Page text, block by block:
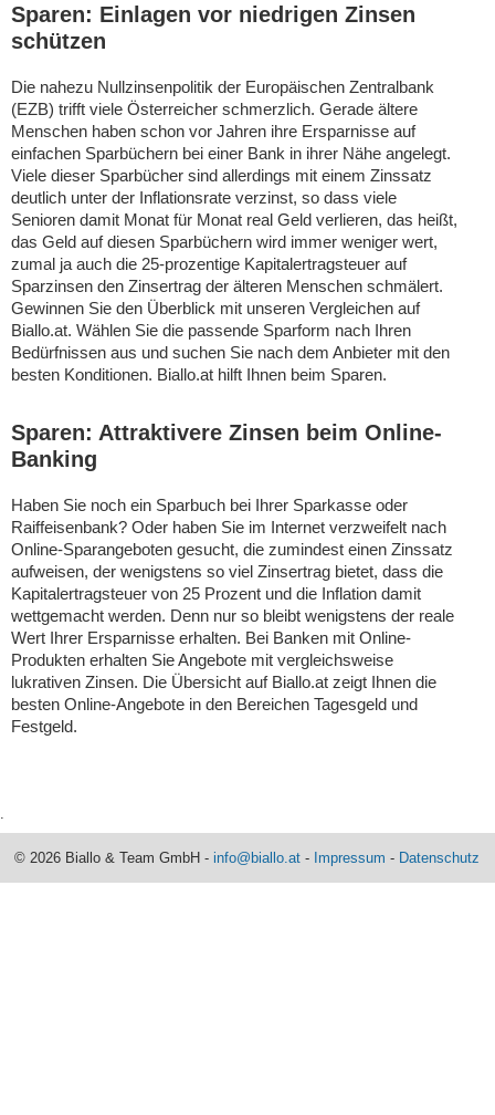
Sparen: Einlagen vor niedrigen Zinsen
schützen
Die nahezu Nullzinsenpolitik der Europäischen Zentralbank
(EZB) trifft viele Österreicher schmerzlich. Gerade ältere
Menschen haben schon vor Jahren ihre Ersparnisse auf
einfachen Sparbüchern bei einer Bank in ihrer Nähe angelegt.
Viele dieser Sparbücher sind allerdings mit einem Zinssatz
deutlich unter der Inflationsrate verzinst, so dass viele
Senioren damit Monat für Monat real Geld verlieren, das heißt,
das Geld auf diesen Sparbüchern wird immer weniger wert,
zumal ja auch die 25-prozentige Kapitalertragsteuer auf
Sparzinsen den Zinsertrag der älteren Menschen schmälert.
Gewinnen Sie den Überblick mit unseren Vergleichen auf
Biallo.at. Wählen Sie die passende Sparform nach Ihren
Bedürfnissen aus und suchen Sie nach dem Anbieter mit den
besten Konditionen. Biallo.at hilft Ihnen beim Sparen.
Sparen: Attraktivere Zinsen beim Online-
Banking
Haben Sie noch ein Sparbuch bei Ihrer Sparkasse oder
Raiffeisenbank? Oder haben Sie im Internet verzweifelt nach
Online-Sparangeboten gesucht, die zumindest einen Zinssatz
aufweisen, der wenigstens so viel Zinsertrag bietet, dass die
Kapitalertragsteuer von 25 Prozent und die Inflation damit
wettgemacht werden. Denn nur so bleibt wenigstens der reale
Wert Ihrer Ersparnisse erhalten. Bei Banken mit Online-
Produkten erhalten Sie Angebote mit vergleichsweise
lukrativen Zinsen. Die Übersicht auf Biallo.at zeigt Ihnen die
besten Online-Angebote in den Bereichen Tagesgeld und
Festgeld.
© 2026 Biallo & Team GmbH -info@biallo.at - Impressum - Datenschutz